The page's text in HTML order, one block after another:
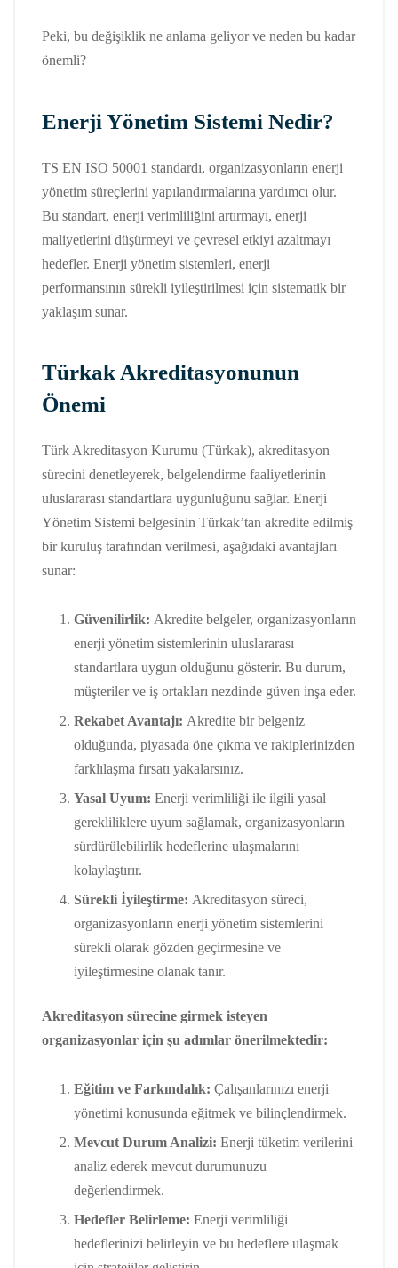
Peki, bu değişiklik ne anlama geliyor ve neden bu kadar
önemli?
Enerji Yönetim Sistemi Nedir?
TS EN ISO 50001 standardı, organizasyonların enerji
yönetim süreçlerini yapılandırmalarına yardımcı olur.
Bu standart, enerji verimliliğini artırmayı, enerji
maliyetlerini düşürmeyi ve çevresel etkiyi azaltmayı
hedefler. Enerji yönetim sistemleri, enerji
performansının sürekli iyileştirilmesi için sistematik bir
yaklaşım sunar.
Türkak Akreditasyonunun
Önemi
Türk Akreditasyon Kurumu (Türkak), akreditasyon
sürecini denetleyerek, belgelendirme faaliyetlerinin
uluslararası standartlara uygunluğunu sağlar. Enerji
Yönetim Sistemi belgesinin Türkak’tan akredite edilmiş
bir kuruluş tarafından verilmesi, aşağıdaki avantajları
sunar:
Güvenilirlik: Akredite belgeler, organizasyonların
enerji yönetim sistemlerinin uluslararası
standartlara uygun olduğunu gösterir. Bu durum,
müşteriler ve iş ortakları nezdinde güven inşa eder.
Rekabet Avantajı: Akredite bir belgeniz
olduğunda, piyasada öne çıkma ve rakiplerinizden
farklılaşma fırsatı yakalarsınız.
Yasal Uyum: Enerji verimliliği ile ilgili yasal
gerekliliklere uyum sağlamak, organizasyonların
sürdürülebilirlik hedeflerine ulaşmalarını
kolaylaştırır.
Sürekli İyileştirme: Akreditasyon süreci,
organizasyonların enerji yönetim sistemlerini
sürekli olarak gözden geçirmesine ve
iyileştirmesine olanak tanır.
Akreditasyon sürecine girmek isteyen
organizasyonlar için şu adımlar önerilmektedir:
Eğitim ve Farkındalık: Çalışanlarınızı enerji
yönetimi konusunda eğitmek ve bilinçlendirmek.
Mevcut Durum Analizi: Enerji tüketim verilerini
analiz ederek mevcut durumunuzu
değerlendirmek.
Hedefler Belirleme: Enerji verimliliği
hedeflerinizi belirleyin ve bu hedeflere ulaşmak